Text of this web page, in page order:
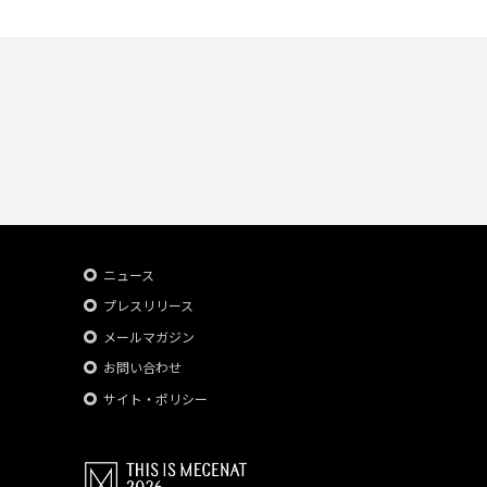
ニュース
プレスリリース
メールマガジン
お問い合わせ
サイト・ポリシー